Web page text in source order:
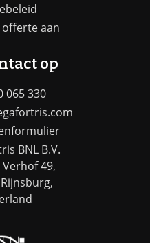
offerte aan
op
065 330
BNL B.V.
Verhof 49,